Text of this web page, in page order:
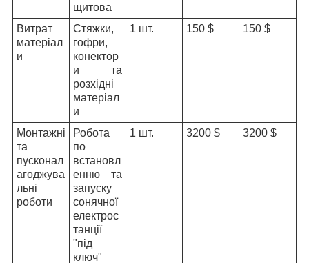
щитова
Витрат
матеріал
и
Стяжки,
гофри,
конектор
и та
розхідні
матеріал
и
1 шт. 150 $ 150 $
Монтажні
та
пусконал
агоджува
льні
роботи
Робота
по
встановл
енню та
запуску
сонячної
електрос
танції
"під
ключ"
1 шт. 3200 $ 3200 $